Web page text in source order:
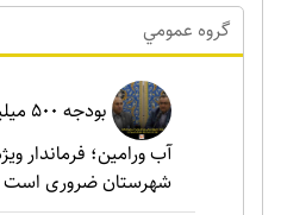
گروه عمومي
آب ورامین؛ فرماندار
شهرستان ضروری است